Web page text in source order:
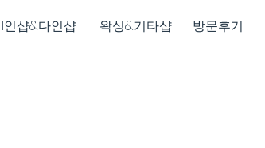
1인샵&다인샵 왁싱&기타샵 방문후기